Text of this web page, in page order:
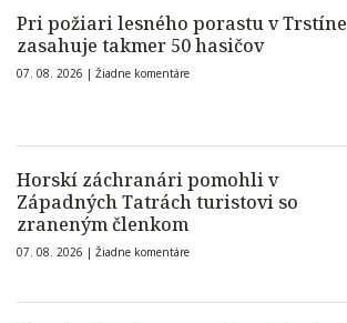
Pri požiari lesného porastu v Trstíne
zasahuje takmer 50 hasičov
07. 08. 2026 | Žiadne komentáre
Horskí záchranári pomohli v
Západných Tatrách turistovi so
zraneným členkom
07. 08. 2026 | Žiadne komentáre